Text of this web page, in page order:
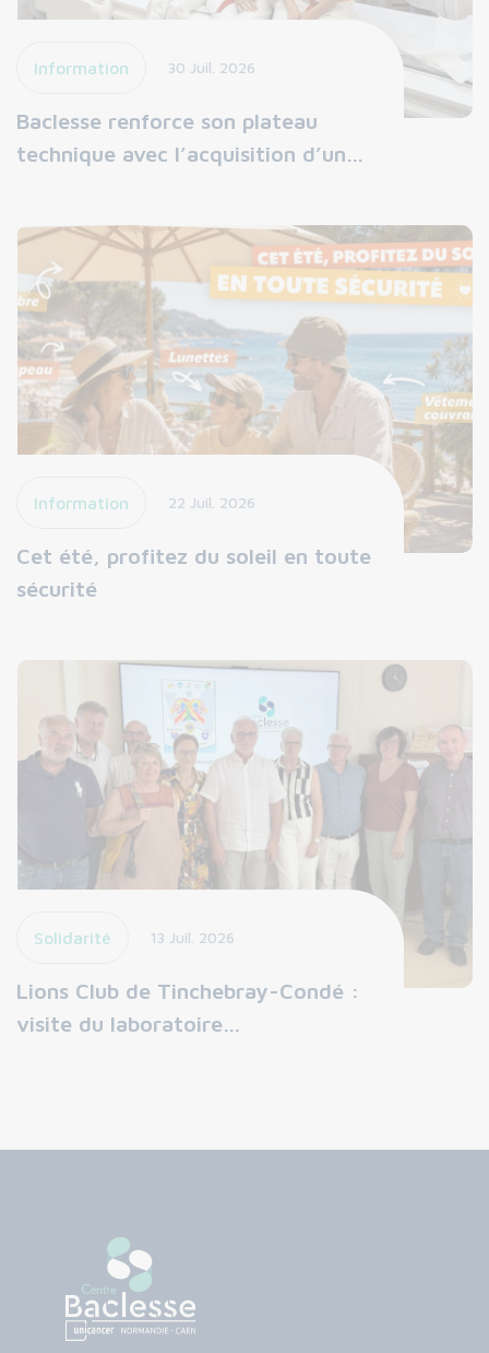
Information 30 Juil. 2026
Baclesse renforce son plateau
technique avec l’acquisition d’un…
Information 22 Juil. 2026
Cet été, profitez du soleil en toute
sécurité
Solidarité 13 Juil. 2026
Lions Club de Tinchebray-Condé :
visite du laboratoire…